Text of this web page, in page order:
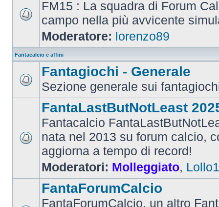
FM15 : La squadra di Forum
campo nella più avvicente
Moderatore: lorenzo89
Fantacalcio e affini
Fantagiochi - Generale
Sezione generale sui
FantaLastButNotLeast
Fantacalcio
nata nel 2013 su forum calcio,
aggiorna a tempo di record!
Moderatori: Molleggiato,
FantaForumCalcio
FantaForumCalcio, un altro